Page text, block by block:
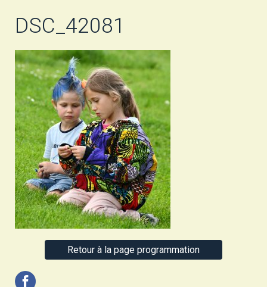
DSC_42081
Retour à la page programmation